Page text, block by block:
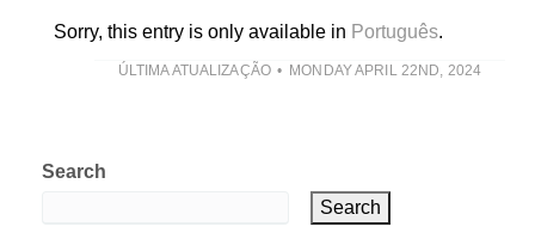
Sorry, this entry is only available in Português.
ÚLTIMA ATUALIZAÇÃO MONDAY APRIL 22ND, 2024
Search
Search